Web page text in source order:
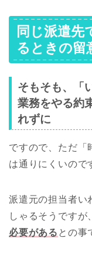
同じ派遣先
るときの留
そもそも、「
業務をやる約
れずに
ですので、ただ「
は通りにくいので
派遣元の担当者い
しゃるそうですが、
必要がある との事